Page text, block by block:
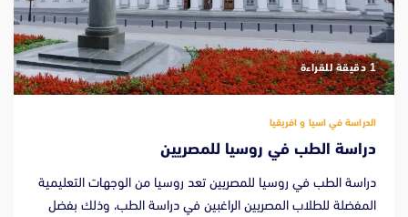
‫1 دقيقة للقراءة
الدراسة في اسيا و افريقيا
دراسة الطب في روسيا للمصريين
دراسة الطب في روسيا للمصريين تعد روسيا من الوجهات التعليمية
المفضلة للطلاب المصريين الراغبين في دراسة الطب، وذلك بفضل